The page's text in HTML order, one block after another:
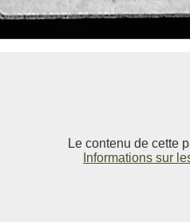
Le contenu de cette
Informations sur